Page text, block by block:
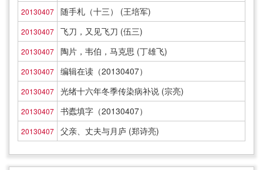
20130407 随手札（十三） (王培军)
20130407 飞刀，又见飞刀 (伍三)
20130407 陶片，韦伯，马克思 (丁雄飞)
20130407 编辑在读（20130407）
20130407 光绪十六年冬季传染病补说 (宗亮)
20130407 书蠹填字（20130407）
20130407 父亲、丈夫与月庐 (郑诗亮)